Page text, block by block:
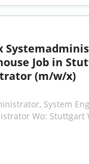
Job in
(m/w/x)
System
Wo: Stuttgart